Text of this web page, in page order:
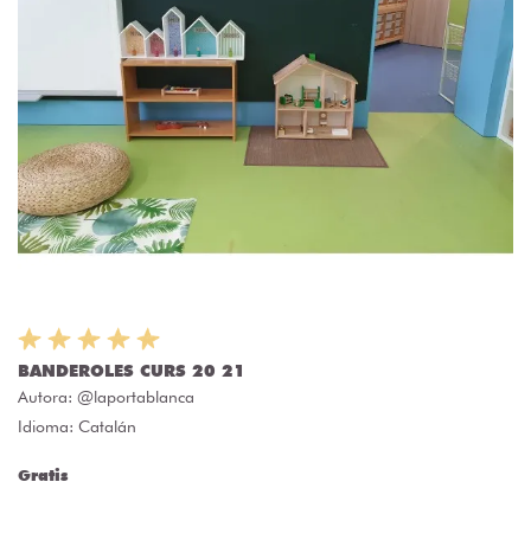
BANDEROLES CURS 20 21
Autora: @laportablanca
Idioma: Catalán
Gratis